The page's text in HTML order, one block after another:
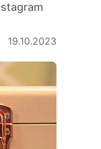
19.10.2023